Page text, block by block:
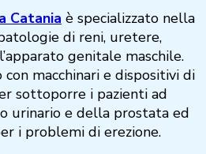
Catania è specializzato nella
di reni, uretere,
genitale maschile.
macchinari e dispositivi di
sottoporre i pazienti ad
urinario e della prostata ed
i problemi di erezione.